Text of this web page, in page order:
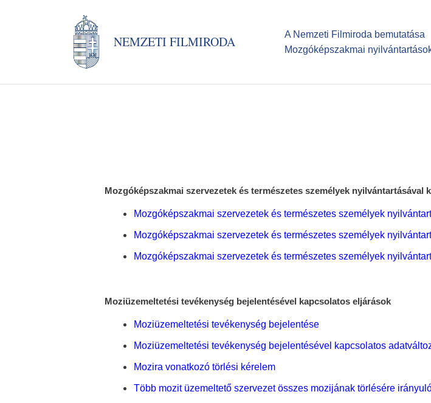
NEMZETI FILMIRODA A Nemzeti Filmiroda bemutatása
Mozgóképszakmai
Mozgóképszakmai szervezetek és természetes személyek nyilvántartásával
Mozgóképszakmai szervezetek és természetes személyek
Mozgóképszakmai szervezetek és természetes személyek
Mozgóképszakmai szervezetek és természetes személyek
Moziüzemeltetési tevékenység bejelentésével kapcsolatos eljárások
Moziüzemeltetési tevékenység bejelentése
Moziüzemeltetési tevékenység bejelentésével kapcsolatos
Mozira vonatkozó törlési kérelem
Több mozit üzemeltető szervezet összes mozijának törlésére